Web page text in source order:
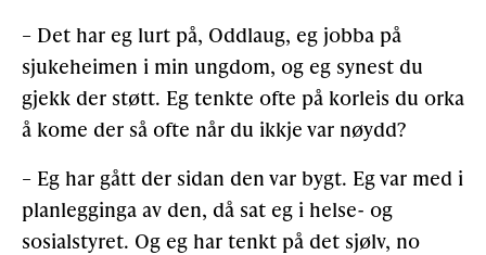
– Det har eg lurt på, Oddlaug, eg jobba på
sjukeheimen i min ungdom, og eg synest du
gjekk der støtt. Eg tenkte ofte på korleis du orka
å kome der så ofte når du ikkje var nøydd?
– Eg har gått der sidan den var bygt. Eg var med i
planlegginga av den, då sat eg i helse- og
sosialstyret. Og eg har tenkt på det sjølv, no